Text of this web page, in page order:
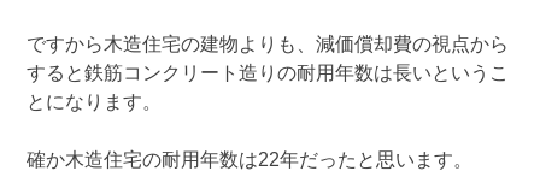
ですから木造住宅の建物よりも、減価償却費の視点から
すると鉄筋コンクリート造りの耐用年数は長いというこ
とになります。
確か木造住宅の耐用年数は22年だったと思います。